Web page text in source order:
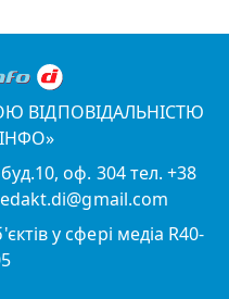
ВІДПОВІДАЛЬНІСТЮ
оф. 304 тел. +38
у сфері медіа R40-